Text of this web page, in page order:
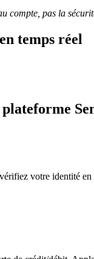
compte, pas la
temps réel
votre identité